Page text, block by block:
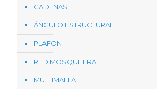
CADENAS
ÁNGULO ESTRUCTURAL
PLAFON
RED MOSQUITERA
MULTIMALLA